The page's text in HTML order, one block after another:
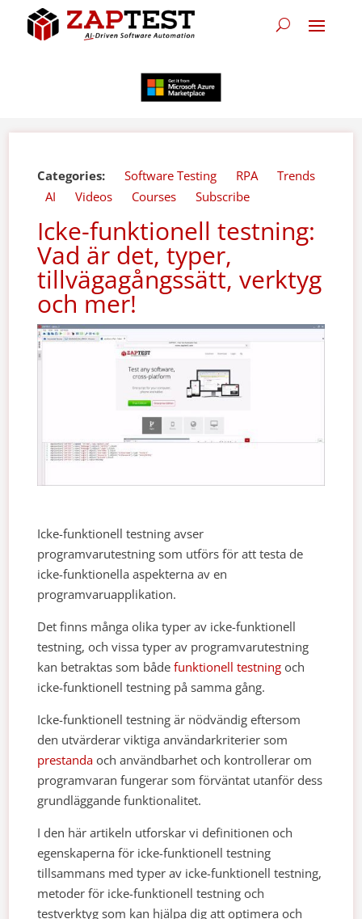
Categories: Software Testing RPA
Trends
AI
Videos Courses Subscribe
Icke-funktionell testning:
Vad är det, typer,
tillvägagångssätt, verktyg
och mer!
Icke-funktionell testning avser
programvarutestning som utförs för att testa de
icke-funktionella aspekterna av en
programvaruapplikation.
Det finns många olika typer av icke-funktionell
testning, och vissa typer av programvarutestning
kan betraktas som bådefunktionell testning och
icke-funktionell testning på samma gång.
Icke-funktionell testning är nödvändig eftersom
den utvärderar viktiga användarkriterier som
prestanda och användbarhet och kontrollerar om
programvaran fungerar som förväntat utanför dess
grundläggande funktionalitet.
I den här artikeln utforskar vi definitionen och
egenskaperna för icke-funktionell testning
tillsammans med typer av icke-funktionell testning,
metoder för icke-funktionell testning och
testverktyg som kan hjälpa dig att optimera och